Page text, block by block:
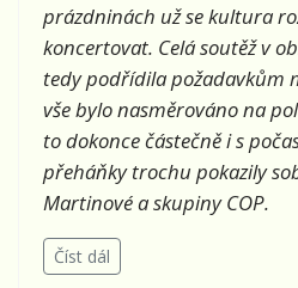
prázdninách už se kultura
koncertovat. Celá soutěž v
tedy podřídila požadavkům
vše bylo nasměrováno na
to dokonce částečně i s
přeháňky trochu pokazily
Martinové a skupiny COP.
Číst dál